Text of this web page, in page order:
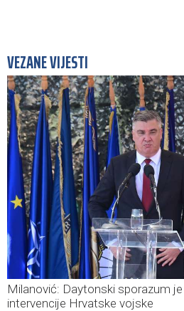
VEZANE VIJESTI
Milanović: Daytonski sporazum
intervencije Hrvatske vojske